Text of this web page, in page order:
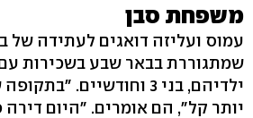
משפחת סבן
שמתגוררת בבאר שבע בשכירות
ילדיהם, בני 3 וחודשיים.